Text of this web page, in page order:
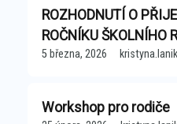
ROZHODNUTÍ O
ROČNÍKU ŠKOLNÍHO
5 března, 2026
Workshop pro rodiče